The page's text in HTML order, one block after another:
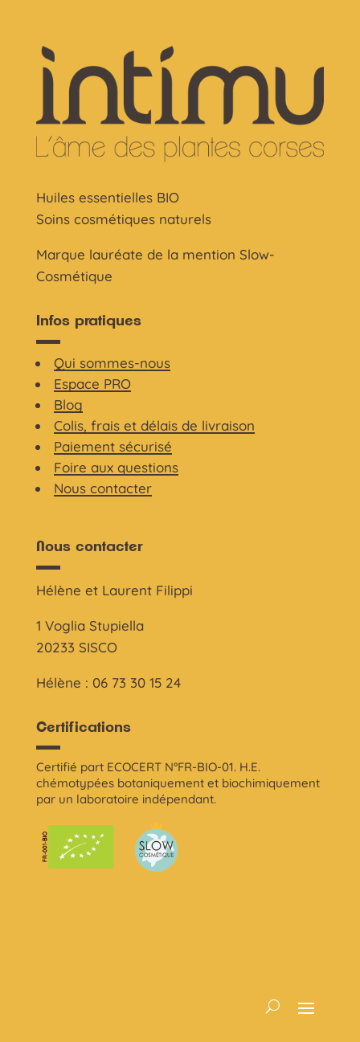
Huiles essentielles BIO
Soins cosmétiques naturels
Marque lauréate de la mention Slow-
Cosmétique
Infos pratiques
Qui sommes-nous
Espace PRO
Blog
Colis, frais et délais de livraison
Paiement sécurisé
Foire aux questions
Nous contacter
Nous contacter
Hélène et Laurent Filippi
1 Voglia Stupiella
20233 SISCO
Hélène : 06 73 30 15 24
Certifications
Certifié part ECOCERT N°FR-BIO-01. H.E.
chémotypées botaniquement et biochimiquement
par un laboratoire indépendant.